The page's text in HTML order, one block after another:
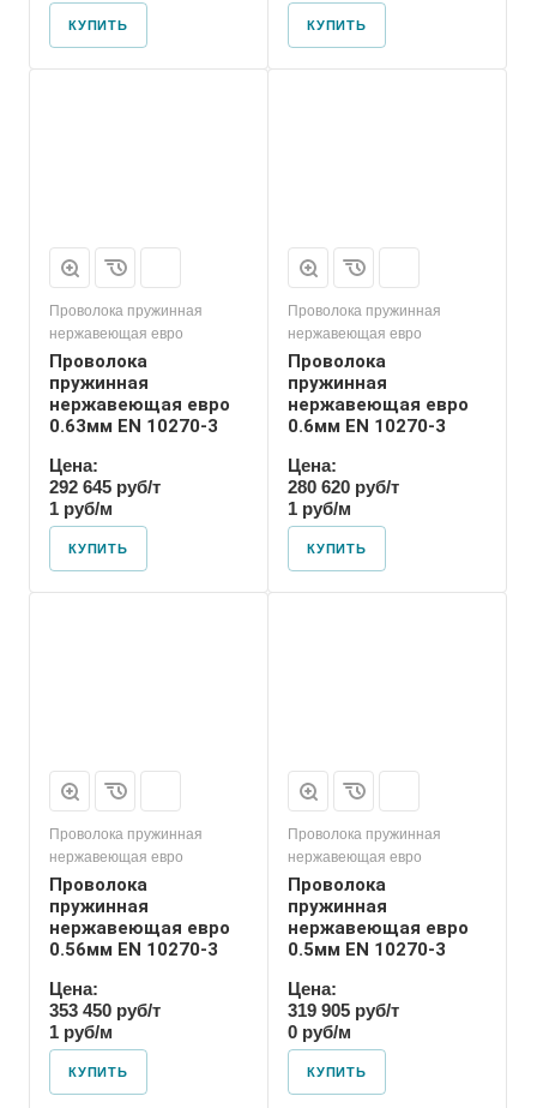
КУПИТЬ КУПИТЬ
Проволока пружинная
нержавеющая евро
Проволока
пружинная
нержавеющая евро
0.63мм EN 10270-3
Цена:
292 645 руб/т
1 руб/м
КУПИТЬ
Проволока пружинная
нержавеющая евро
Проволока
пружинная
нержавеющая евро
0.6мм EN 10270-3
Цена:
280 620 руб/т
1 руб/м
КУПИТЬ
Проволока пружинная
нержавеющая евро
Проволока
пружинная
нержавеющая евро
0.56мм EN 10270-3
Цена:
353 450 руб/т
1 руб/м
КУПИТЬ
Проволока пружинная
нержавеющая евро
Проволока
пружинная
нержавеющая евро
0.5мм EN 10270-3
Цена:
319 905 руб/т
0 руб/м
КУПИТЬ